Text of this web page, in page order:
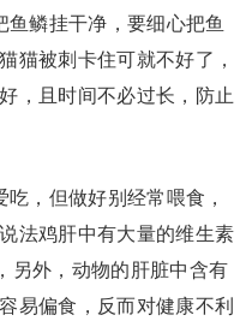
鳞挂干净，要细心把鱼
猫被刺卡住可就不好了，
，且时间不必过长，防止
，但做好别经常喂食，
法鸡肝中有大量的维生素
另外，动物的肝脏中含有
易偏食，反而对健康不利